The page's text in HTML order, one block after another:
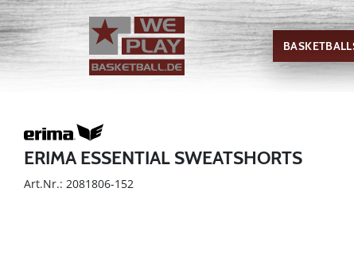
ERIMA ESSENTIAL SWEATSHORTS
Art.Nr.: 2081806-152